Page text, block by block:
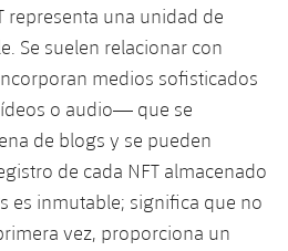
representa una unidad de
Se suelen relacionar con
medios sofisticados
o audio— que se
de blogs y se pueden
de cada NFT almacenado
es inmutable; significa que no
vez, proporciona un